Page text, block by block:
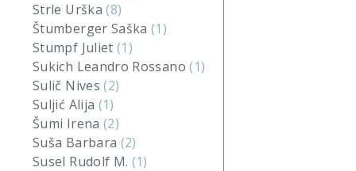
Strle Urška(8)
Štumberger Saška(1)
Stumpf Juliet(1)
Sukich Leandro Rossano(1)
Sulič Nives(2)
Suljić Alija (1)
Šumi Irena (2)
Suša Barbara (2)
Susel Rudolf M. (1)